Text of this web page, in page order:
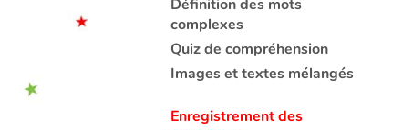
Définition des mots
complexes
Quiz de compréhension
Images et textes mélangés
Enregistrement des